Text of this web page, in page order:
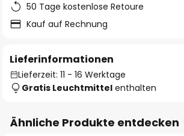
50 Tage kostenlose Retoure
Kauf auf Rechnung
Lieferinformationen
Lieferzeit: 11 - 16 Werktage
Gratis Leuchtmittel enthalten
Ähnliche Produkte entdecken